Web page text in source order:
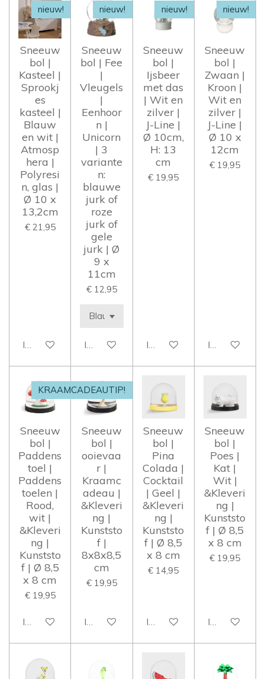
nieuw!
Sneeuw
bol |
Kasteel |
Sprookj
es
kasteel |
Blauw
en wit |
Atmosp
hera |
Polyresi
n, glas |
Ø 10 x
13,2cm
€ 21,95
In winkelwagen
nieuw!
Sneeuw
bol | Fee
|
Vleugels
|
Eenhoor
n |
Unicorn
| 3
variante
n:
blauwe
jurk of
roze
jurk of
gele
jurk | Ø
9 x
11cm
€ 12,95
In winkelwagen
nieuw!
Sneeuw
bol |
Ijsbeer
met das
| Wit en
zilver |
J-Line |
Ø 10cm,
H: 13
cm
€ 19,95
In winkelwagen
nieuw!
Sneeuw
bol |
Zwaan |
Kroon |
Wit en
zilver |
J-Line |
Ø 10 x
12cm
€ 19,95
In
Sneeuw
bol |
Paddens
toel |
Paddens
toelen |
Rood,
wit |
&Kleveri
ng |
Kunststo
f | Ø 8,5
x 8 cm
€ 19,95
In winkelwagen
KRAAMCADEAUTIP!
Sneeuw
bol |
ooievaa
r |
Kraamc
adeau |
&Kleveri
ng |
Kunststo
f |
8x8x8,5
cm
€ 19,95
In winkelwagen
Sneeuw
bol |
Pina
Colada |
Cocktail
| Geel |
&Kleveri
ng |
Kunststo
f | Ø 8,5
x 8 cm
€ 14,95
In winkelwagen
Sneeuw
bol |
Poes |
Kat |
Wit |
&Kleveri
ng |
Kunststo
f | Ø 8,5
x 8 cm
€ 19,95
In